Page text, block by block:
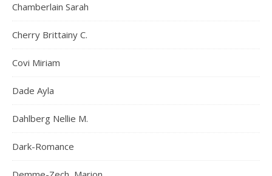
Chamberlain Sarah
Cherry Brittainy C.
Covi Miriam
Dade Ayla
Dahlberg Nellie M.
Dark-Romance